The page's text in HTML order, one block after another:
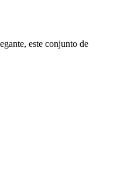
este conjunto de